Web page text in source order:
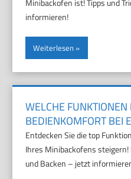
Minibackofen ist! Tipps und
informieren!
Weiterlesen
WELCHE
BEDIENKOMFORT BEI
Entdecken Sie die top
Ihres Minibackofens
und Backen – jetzt